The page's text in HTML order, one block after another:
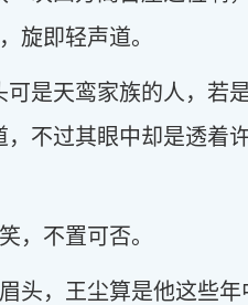
旋即轻声道。
可是天鸾家族的人，若
不过其眼中却是透着
，不置可否。
头，王尘算是他这些